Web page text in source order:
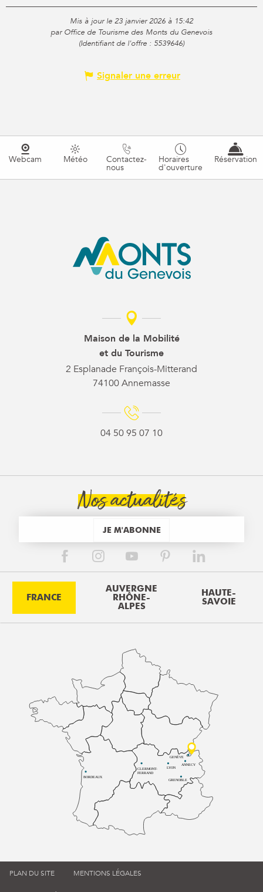
Mis à jour le 23 janvier 2026 à 15:42
par Office de Tourisme des Monts du Genevois
(Identifiant de l'offre : 5539646)
Signaler une erreur
Webcam Météo Contactez-
nous
Horaires
d'ouverture
Réservation
Maison de la Mobilité
et du Tourisme
2 Esplanade François-Mitterand
74100 Annemasse
04 50 95 07 10
Nos actualités
JE M'ABONNE
FRANCE
AUVERGNE
RHÔNE-
ALPES
HAUTE-
SAVOIE
BORDEAUX
CLERMONT-
FERRAND
LYON
ANNECY
GRENOBLE
GENÈVE
PLAN DU SITE MENTIONS LÉGALES